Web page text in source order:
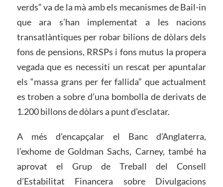
verds” va de la mà amb els mecanismes de Bail-in
que ara s’han implementat a les nacions
transatlàntiques per robar bilions de dòlars dels
fons de pensions, RRSPs i fons mutus la propera
vegada que es necessiti un rescat per apuntalar
els “massa grans per fer fallida” que actualment
es troben a sobre d’una bombolla de derivats de
1.200 billons de dòlars a punt d’esclatar.
A més d’encapçalar el Banc d’Anglaterra,
l’exhome de Goldman Sachs, Carney, també ha
aprovat el Grup de Treball del Consell
d’Estabilitat Financera sobre Divulgacions